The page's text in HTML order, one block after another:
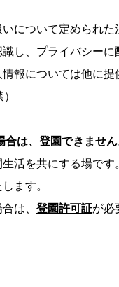
いについて定められ
し、プライバシーに
報については他に
は、登園できません
活を共にする場で
ます。
は、 登園許可証が必